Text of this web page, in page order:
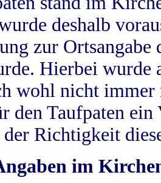
deshalb
zur
Hierbei wurde
wohl nicht
den Taufpaten
Richtigkeit
im